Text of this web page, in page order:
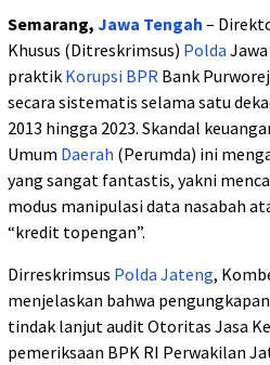
Semarang, Jawa Tengah –
Khusus (Ditreskrimsus) Polda
praktik Korupsi BPR Bank
secara sistematis selama satu
2013 hingga 2023. Skandal
Umum Daerah (Perumda) ini
yang sangat fantastis, yakni
modus manipulasi data nasabah
“kredit topengan”.
Dirreskrimsus Polda Jateng,
menjelaskan bahwa
tindak lanjut audit Otoritas Jasa
pemeriksaan BPK RI Perwakilan